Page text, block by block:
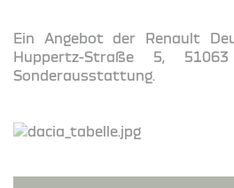
Ein Angebot der Renault
Huppertz-Straße 5,
Sonderausstattung.